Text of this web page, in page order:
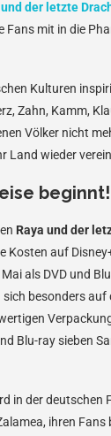
der letzte
Fans mit in die
Kulturen
Zahn, Kamm,
Völker nicht
Land wieder
beginnt!
Raya und der
Kosten auf
als DVD und
besonders auf
Blu-ray sieben
in der deutschen
ihren Fans